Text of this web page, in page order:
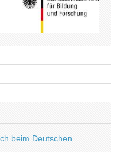
beim Deutschen